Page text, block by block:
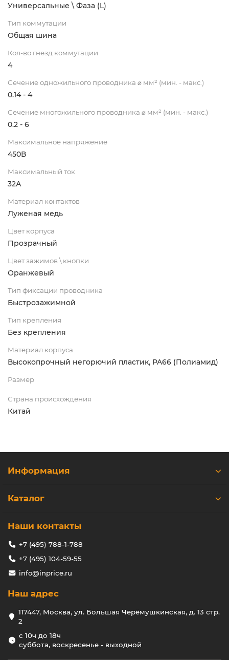
Универсальные \ Фаза (L)
Тип коммутации
Общая шина
Кол-во гнезд коммутации
4
Сечение одножильного проводника ⌀ мм² (мин. - макс.)
0.14 - 4
Сечение многожильного проводника ⌀ мм² (мин. - макс.)
0.2 - 6
Максимальное напряжение
450В
Максимальный ток
32А
Материал контактов
Луженая медь
Цвет корпуса
Прозрачный
Цвет зажимов \ кнопки
Оранжевый
Тип фиксации проводника
Быстрозажимной
Тип крепления
Без крепления
Материал корпуса
Высокопрочный негорючий пластик, PA66 (Полиамид)
Размер
Страна происхождения
Китай
Информация
Каталог
Наши контакты
+7 (495) 788-1-788
+7 (495) 104-59-55
info@inprice.ru
Наш адрес
117447, Москва, ул. Большая Черёмушкинская, д. 13 стр.
2
с 10ч до 18ч
суббота, воскресенье - выходной